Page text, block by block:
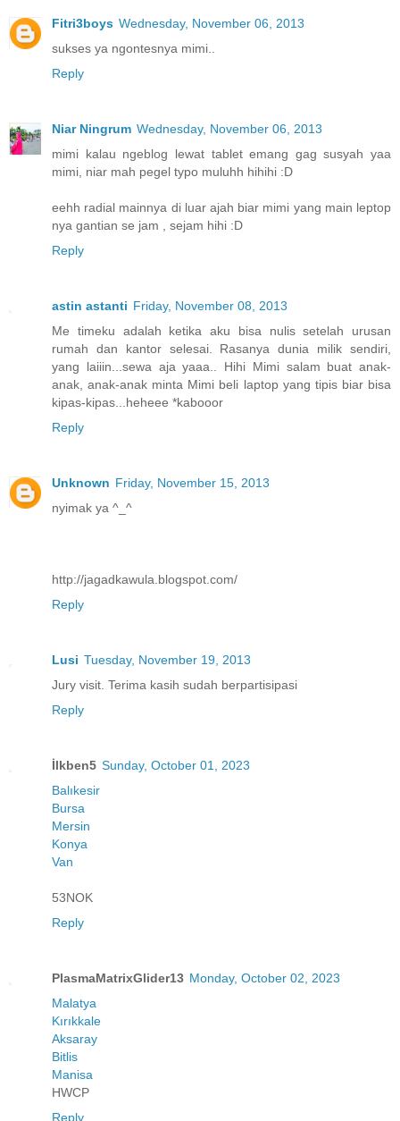
Fitri3boys Wednesday, November 06, 2013
sukses ya ngontesnya mimi..
Reply
Niar Ningrum Wednesday, November 06, 2013
mimi kalau ngeblog lewat tablet emang gag susyah yaa
mimi, niar mah pegel typo muluhh hihihi :D
eehh radial mainnya di luar ajah biar mimi yang main leptop
nya gantian se jam , sejam hihi :D
Reply
astin astanti Friday, November 08, 2013
Me timeku adalah ketika aku bisa nulis setelah urusan
rumah dan kantor selesai. Rasanya dunia milik sendiri,
yang laiiin...sewa aja yaaa.. Hihi Mimi salam buat anak-
anak, anak-anak minta Mimi beli laptop yang tipis biar bisa
kipas-kipas...heheee *kabooor
Reply
Unknown Friday, November 15, 2013
nyimak ya ^_^
http://jagadkawula.blogspot.com/
Reply
Lusi Tuesday, November 19, 2013
Jury visit. Terima kasih sudah berpartisipasi
Reply
İlkben5 Sunday, October 01, 2023
Balıkesir
Bursa
Mersin
Konya
Van
53NOK
Reply
PlasmaMatrixGlider13 Monday, October 02, 2023
Malatya
Kırıkkale
Aksaray
Bitlis
Manisa
HWCP
Reply